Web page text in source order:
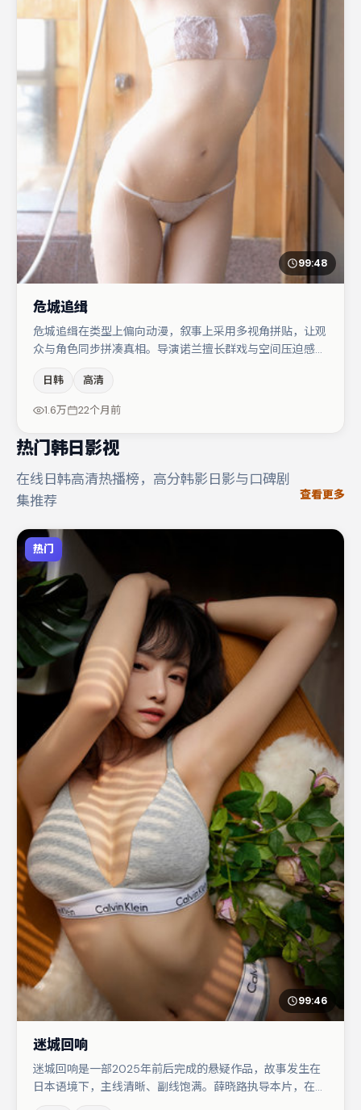
99:48
危城追缉
危城追缉在类型上偏向动漫，叙事上采用多视角拼贴，让观
众与角色同步拼凑真相。导演诺兰擅长群戏与空间压迫感，
戏构成全片情感锚点，杨幂则以细节塑造推动谜题层层揭
开。若你偏爱强类型与清晰主线，这部作品值得关注。
日韩 高清
1.6万 22个月前
热门韩日影视
在线日韩高清热播榜，高分韩影日影与口碑剧
集推荐
查看更多
热门
99:46
迷城回响
迷城回响是一部2025年前后完成的悬疑作品，故事发生在
日本语境下，主线清晰、副线饱满。薛晓路执导本片，在场